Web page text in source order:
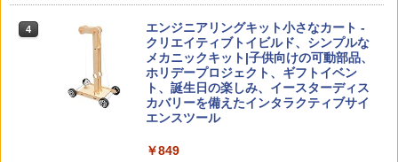
4
「ことばで伝える」ができない子どもた
ち 誰が〈ことばの力〉を育てるのか
￥1,870
ゼロからわかる！ みるみる図形に強く
￥4,046
Amazon Fire HD 10 キッズプロ (10イン
チ) ディズニー スティッチ エディション
対象年齢6歳から 数千点のキッズコンテ
ンツが1年間使い放題
￥26,980
戦！編
￥1,320
OK（重版：10月上旬発送） (TJMOOK)
4
エンジニアリングキット小さなカート -
クリエイティブトイビルド、シンプルな
メカニックキット|子供向けの可動部品、
ホリデープロジェクト、ギフトイベン
ト、誕生日の楽しみ、イースターディス
カバリーを備えたインタラクティブサイ
エンスツール
￥849